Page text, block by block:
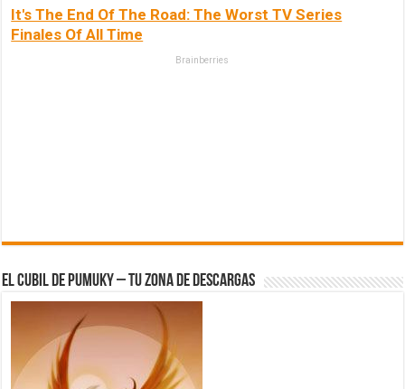
It's The End Of The Road: The Worst TV Series
Finales Of All Time
Brainberries
El Cubil de Pumuky – Tu zona de Descargas